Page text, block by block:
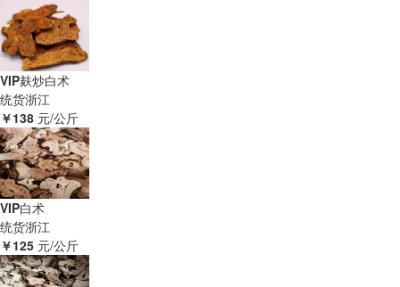
VIP麸炒白术
统货浙江
￥138 元/公斤
VIP白术
统货浙江
￥125 元/公斤